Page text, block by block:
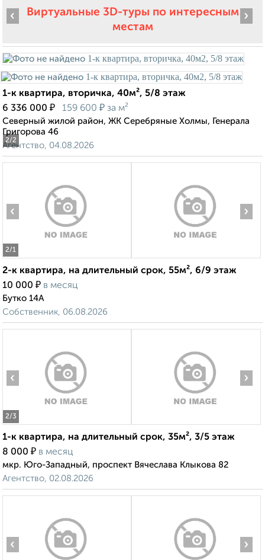
Виртуальные 3D-туры по интересным
местам
2/2
‹ ›
1-к квартира, вторичка, 40м², 5/8 этаж
6 336 000 ₽ 159 600 ₽ за м²
Северный жилой район, ЖК Серебряные Холмы, Генерала
Григорова 46
Агентство, 04.08.2026
2/1
‹ ›
2-к квартира, на длительный срок, 55м², 6/9 этаж
10 000 ₽ в месяц
Бутко 14А
Собственник, 06.08.2026
2/3
‹ ›
1-к квартира, на длительный срок, 35м², 3/5 этаж
8 000 ₽ в месяц
мкр. Юго-Западный, проспект Вячеслава Клыкова 82
Агентство, 02.08.2026
‹ ›